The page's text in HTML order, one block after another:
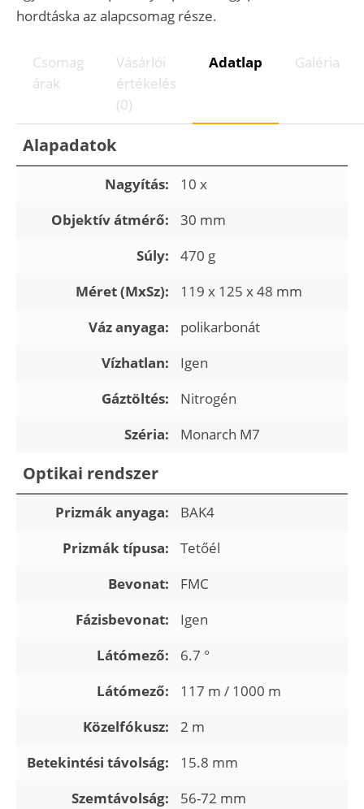
hordtáska az alapcsomag része.
Csomag
árak
Vásárlói
értékelés
(0)
Adatlap Galéria
Alapadatok
Nagyítás:
10 x
Objektív átmérő:
30 mm
Súly:
470 g
Méret (MxSz):
119 x 125 x 48 mm
Váz anyaga:
polikarbonát
Vízhatlan:
Igen
Gáztöltés:
Nitrogén
Széria:
Monarch M7
Optikai rendszer
Prizmák anyaga:
BAK4
Prizmák típusa:
Tetőél
Bevonat:
FMC
Fázisbevonat:
Igen
Látómező:
6.7 °
Látómező:
117 m / 1000 m
Közelfókusz:
2 m
Betekintési távolság:
15.8 mm
Szemtávolság:
56-72 mm